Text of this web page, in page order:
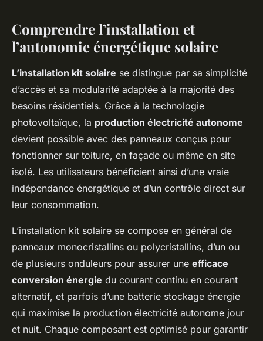
Comprendre l’installation et
l’autonomie énergétique solaire
L’installation kit solaire se distingue par sa simplicité
d’accès et sa modularité adaptée à la majorité des
besoins résidentiels. Grâce à la technologie
photovoltaïque, la production électricité autonome
devient possible avec des panneaux conçus pour
fonctionner sur toiture, en façade ou même en site
isolé. Les utilisateurs bénéficient ainsi d’une vraie
indépendance énergétique et d’un contrôle direct sur
leur consommation.
L’installation kit solaire se compose en général de
panneaux monocristallins ou polycristallins, d’un ou
de plusieurs onduleurs pour assurer une efficace
conversion énergie du courant continu en courant
alternatif, et parfois d’une batterie stockage énergie
qui maximise la production électricité autonome jour
et nuit. Chaque composant est optimisé pour garantir